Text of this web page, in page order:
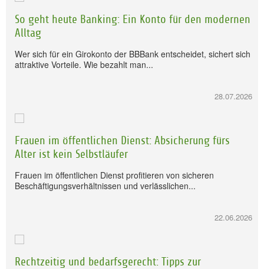
So geht heute Banking: Ein Konto für den modernen
Alltag
Wer sich für ein Girokonto der BBBank entscheidet, sichert sich
attraktive Vorteile. Wie bezahlt man...
28.07.2026
Frauen im öffentlichen Dienst: Absicherung fürs
Alter ist kein Selbstläufer
Frauen im öffentlichen Dienst profitieren von sicheren
Beschäftigungsverhältnissen und verlässlichen...
22.06.2026
Rechtzeitig und bedarfsgerecht: Tipps zur